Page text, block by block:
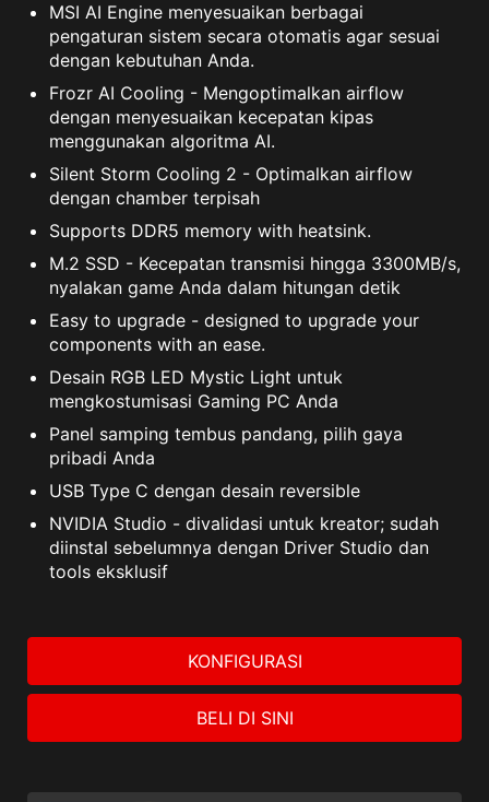
MSI AI Engine menyesuaikan berbagai
pengaturan sistem secara otomatis agar sesuai
dengan kebutuhan Anda.
Frozr AI Cooling - Mengoptimalkan airflow
dengan menyesuaikan kecepatan kipas
menggunakan algoritma AI.
Silent Storm Cooling 2 - Optimalkan airflow
dengan chamber terpisah
Supports DDR5 memory with heatsink.
M.2 SSD - Kecepatan transmisi hingga 3300MB/s,
nyalakan game Anda dalam hitungan detik
Easy to upgrade - designed to upgrade your
components with an ease.
Desain RGB LED Mystic Light untuk
mengkostumisasi Gaming PC Anda
Panel samping tembus pandang, pilih gaya
pribadi Anda
USB Type C dengan desain reversible
NVIDIA Studio - divalidasi untuk kreator; sudah
diinstal sebelumnya dengan Driver Studio dan
tools eksklusif
KONFIGURASI
BELI DI SINI